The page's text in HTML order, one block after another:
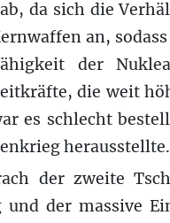
da sich die
an,
der
die weit
es schlecht
herausstellte.
der zweite
und der massive